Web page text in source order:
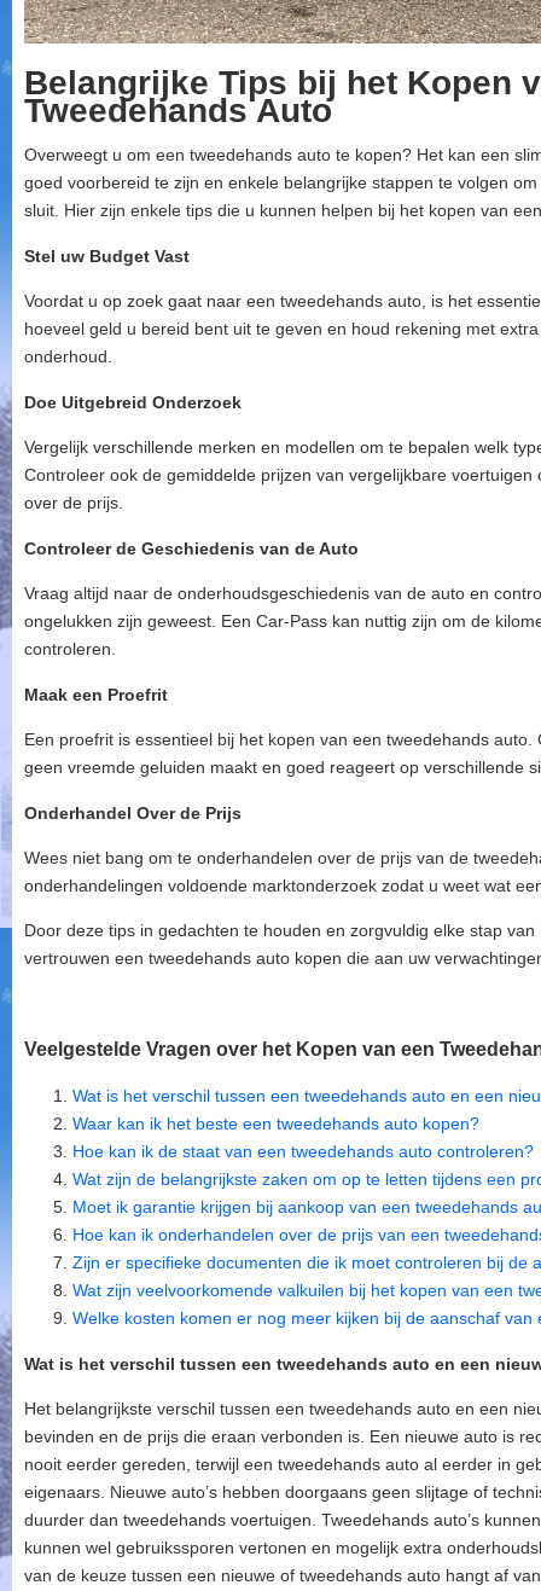
Belangrijke Tips bij het Kopen
Tweedehands Auto
Overweegt u om een tweedehands auto te kopen? Het kan een
goed voorbereid te zijn en enkele belangrijke stappen te volgen
sluit. Hier zijn enkele tips die u kunnen helpen bij het kopen van
Stel uw Budget Vast
Voordat u op zoek gaat naar een tweedehands auto, is het
hoeveel geld u bereid bent uit te geven en houd rekening met
onderhoud.
Doe Uitgebreid Onderzoek
Vergelijk verschillende merken en modellen om te bepalen welk
Controleer ook de gemiddelde prijzen van vergelijkbare
over de prijs.
Controleer de Geschiedenis van de Auto
Vraag altijd naar de onderhoudsgeschiedenis van de auto en
ongelukken zijn geweest. Een Car-Pass kan nuttig zijn om de
controleren.
Maak een Proefrit
Een proefrit is essentieel bij het kopen van een tweedehands
geen vreemde geluiden maakt en goed reageert op verschillende
Onderhandel Over de Prijs
Wees niet bang om te onderhandelen over de prijs van de
onderhandelingen voldoende marktonderzoek zodat u weet wat
Door deze tips in gedachten te houden en zorgvuldig elke stap
vertrouwen een tweedehands auto kopen die aan uw
Veelgestelde Vragen over het Kopen van een
Wat is het verschil tussen een tweedehands auto en een
Waar kan ik het beste een tweedehands auto kopen?
Hoe kan ik de staat van een tweedehands auto controleren?
Wat zijn de belangrijkste zaken om op te letten tijdens een
Moet ik garantie krijgen bij aankoop van een tweedehands
Hoe kan ik onderhandelen over de prijs van een
Zijn er specifieke documenten die ik moet controleren bij de
Wat zijn veelvoorkomende valkuilen bij het kopen van een
Welke kosten komen er nog meer kijken bij de aanschaf van
Wat is het verschil tussen een tweedehands auto en een
Het belangrijkste verschil tussen een tweedehands auto en een
bevinden en de prijs die eraan verbonden is. Een nieuwe auto is
nooit eerder gereden, terwijl een tweedehands auto al eerder in
eigenaars. Nieuwe auto’s hebben doorgaans geen slijtage of
duurder dan tweedehands voertuigen. Tweedehands auto’s
kunnen wel gebruikssporen vertonen en mogelijk extra
van de keuze tussen een nieuwe of tweedehands auto hangt af